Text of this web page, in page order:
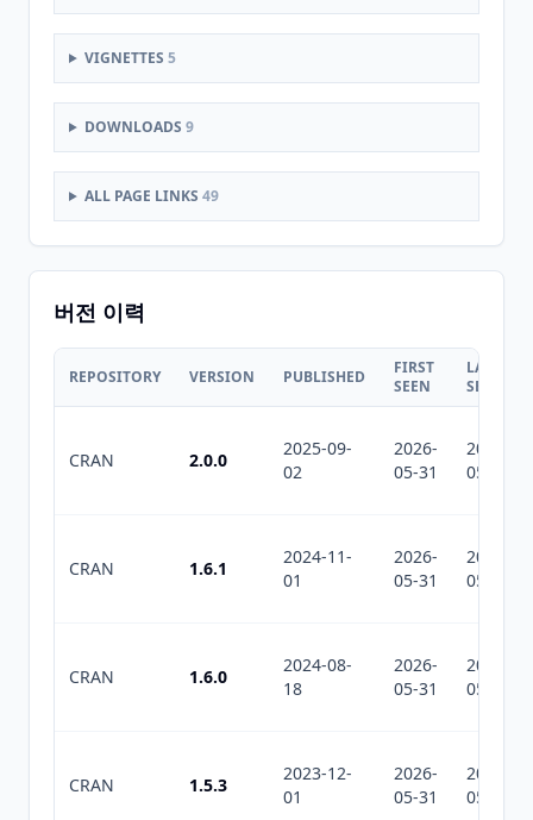
VIGNETTES 5
DOWNLOADS 9
ALL PAGE LINKS 49
버전 이력
REPOSITORY VERSION PUBLISHED
FIRST
SEEN
LAST
SEEN
CRAN 2.0.0
2025-09-
02
2026-
05-31
2026-
05-31
CRAN 1.6.1
2024-11-
01
2026-
05-31
2026-
05-31
CRAN 1.6.0
2024-08-
18
2026-
05-31
2026-
05-31
CRAN 1.5.3
2023-12-
01
2026-
05-31
2026-
05-31